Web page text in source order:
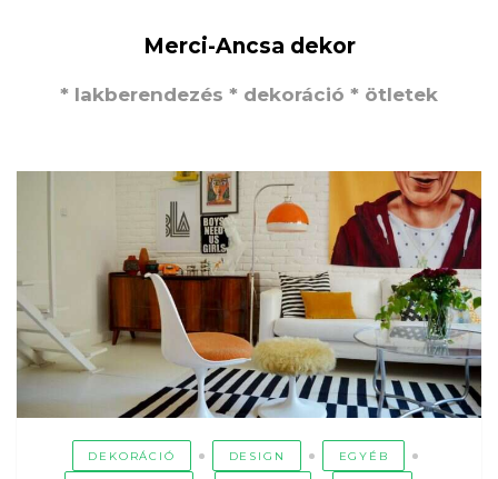
Merci-Ancsa dekor
* lakberendezés * dekoráció * ötletek
DEKORÁCIÓ DESIGN EGYÉB